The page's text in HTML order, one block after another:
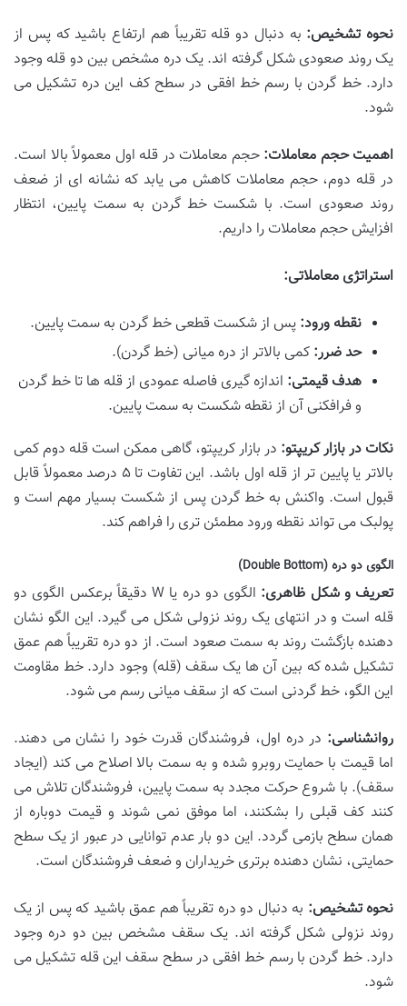
نحوه تشخیص: به دنبال دو قله تقریباً هم ارتفاع باشید که پس از
یک روند صعودی شکل گرفته اند. یک دره مشخص بین دو قله وجود
دارد. خط گردن با رسم خط افقی در سطح کف این دره تشکیل می
شود.
اهمیت حجم معاملات: حجم معاملات در قله اول معمولاً بالا است.
در قله دوم، حجم معاملات کاهش می یابد که نشانه ای از ضعف
روند صعودی است. با شکست خط گردن به سمت پایین، انتظار
افزایش حجم معاملات را داریم.
استراتژی معاملاتی:
نقطه ورود: پس از شکست قطعی خط گردن به سمت پایین.
حد ضرر: کمی بالاتر از دره میانی (خط گردن).
هدف قیمتی: اندازه گیری فاصله عمودی از قله ها تا خط گردن
و فرافکنی آن از نقطه شکست به سمت پایین.
نکات در بازار کریپتو: در بازار کریپتو، گاهی ممکن است قله دوم کمی
بالاتر یا پایین تر از قله اول باشد. این تفاوت تا ۵ درصد معمولاً قابل
قبول است. واکنش به خط گردن پس از شکست بسیار مهم است و
پولبک می تواند نقطه ورود مطمئن تری را فراهم کند.
الگوی دو دره (Double Bottom)
تعریف و شکل ظاهری:
الگوی دو دره یا W دقیقاً برعکس الگوی دو
قله است و در انتهای یک روند نزولی شکل می گیرد. این الگو نشان
دهنده بازگشت روند به سمت صعود است. از دو دره تقریباً هم عمق
تشکیل شده که بین آن ها یک سقف (قله) وجود دارد. خط مقاومت
این الگو، خط گردنی است که از سقف میانی رسم می شود.
روانشناسی: در دره اول، فروشندگان قدرت خود را نشان می دهند.
اما قیمت با حمایت روبرو شده و به سمت بالا اصلاح می کند (ایجاد
سقف). با شروع حرکت مجدد به سمت پایین، فروشندگان تلاش می
کنند کف قبلی را بشکنند، اما موفق نمی شوند و قیمت دوباره از
همان سطح بازمی گردد. این دو بار عدم توانایی در عبور از یک سطح
حمایتی، نشان دهنده برتری خریداران و ضعف فروشندگان است.
نحوه تشخیص: به دنبال دو دره تقریباً هم عمق باشید که پس از یک
روند نزولی شکل گرفته اند. یک سقف مشخص بین دو دره وجود
دارد. خط گردن با رسم خط افقی در سطح سقف این قله تشکیل می
شود.